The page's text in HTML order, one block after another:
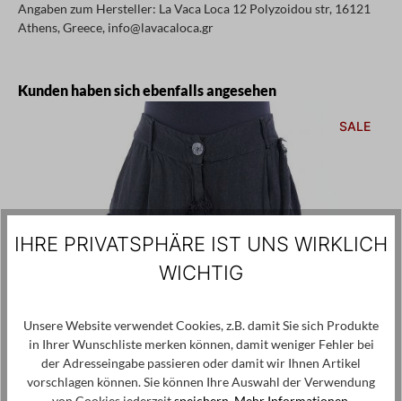
Angaben zum Hersteller: La Vaca Loca 12 Polyzoidou str, 16121
Athens, Greece, info@lavacaloca.gr
Produktgalerie überspringen
Kunden haben sich ebenfalls angesehen
SALE
IHRE PRIVATSPHÄRE IST UNS WIRKLICH
WICHTIG
Unsere Website verwendet Cookies, z.B. damit Sie sich Produkte
in Ihrer Wunschliste merken können, damit weniger Fehler bei
der Adresseingabe passieren oder damit wir Ihnen Artikel
vorschlagen können. Sie können Ihre Auswahl der Verwendung